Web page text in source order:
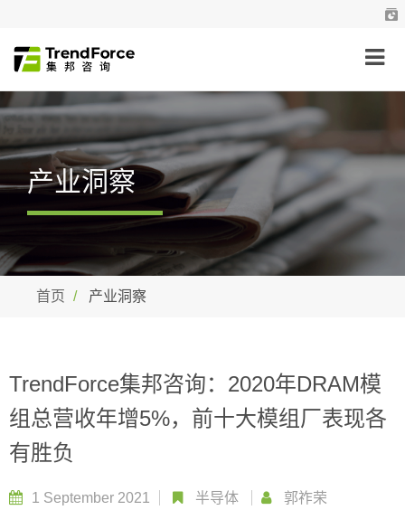
产业洞察
首页 产业洞察
TrendForce集邦咨询：2020年DRAM模
组总营收年增5%，前十大模组厂表现各
有胜负
1 September 2021 半导体 郭祚荣